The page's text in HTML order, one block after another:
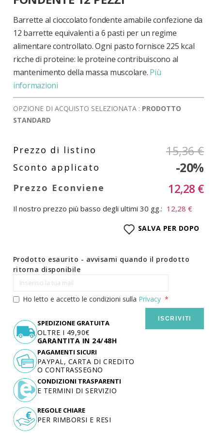
Barrette al cioccolato fondente amabile confezione da
12 barrette equivalenti a 6 pasti per un regime
alimentare controllato. Ogni pasto fornisce 225 kcal
ricche di proteine: le proteine contribuiscono al
mantenimento della massa muscolare. Più
informazioni
OPZIONE DI ACQUISTO SELEZIONATA : PRODOTTO
STANDARD
15,36 €
-20%
12,28 €
Il nostro prezzo più basso degli ultimi 30 gg.: 12,28 €
SALVA PER DOPO
Prodotto esaurito - avvisami quando il prodotto
ritorna disponibile
Ho letto e accetto le condizioni sulla Privacy
ISCRIVITI
SPEDIZIONE GRATUITA
OLTRE I 49,90€
GARANTITA IN 24/48H
PAGAMENTI SICURI
PAYPAL, CARTA DI CREDITO
O CONTRASSEGNO
CONDIZIONI TRASPARENTI
E TERMINI DI SERVIZIO
REGOLE CHIARE
PER RIMBORSI E RESI